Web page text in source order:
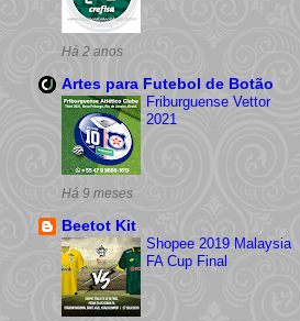
Há 2 anos
Artes para Futebol de Botão
Friburguense Vettor
2021
Há 9 meses
Beetot Kit
Shopee 2019 Malaysia
FA Cup Final